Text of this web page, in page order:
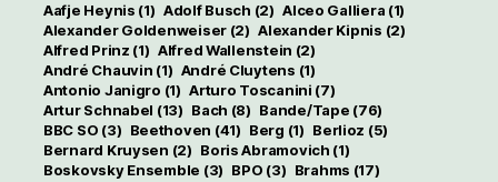
Aafje Heynis (1) Adolf Busch (2) Alceo Galliera (1)
Alexander Goldenweiser (2) Alexander Kipnis (2)
Alfred Prinz (1) Alfred Wallenstein (2)
André Chauvin (1) André Cluytens (1)
Antonio Janigro (1) Arturo Toscanini (7)
Artur Schnabel (13) Bach (8) Bande/Tape (76)
BBC SO (3) Beethoven (41) Berg (1) Berlioz (5)
Bernard Kruysen (2) Boris Abramovich (1)
Boskovsky Ensemble (3) BPO (3) Brahms (17)